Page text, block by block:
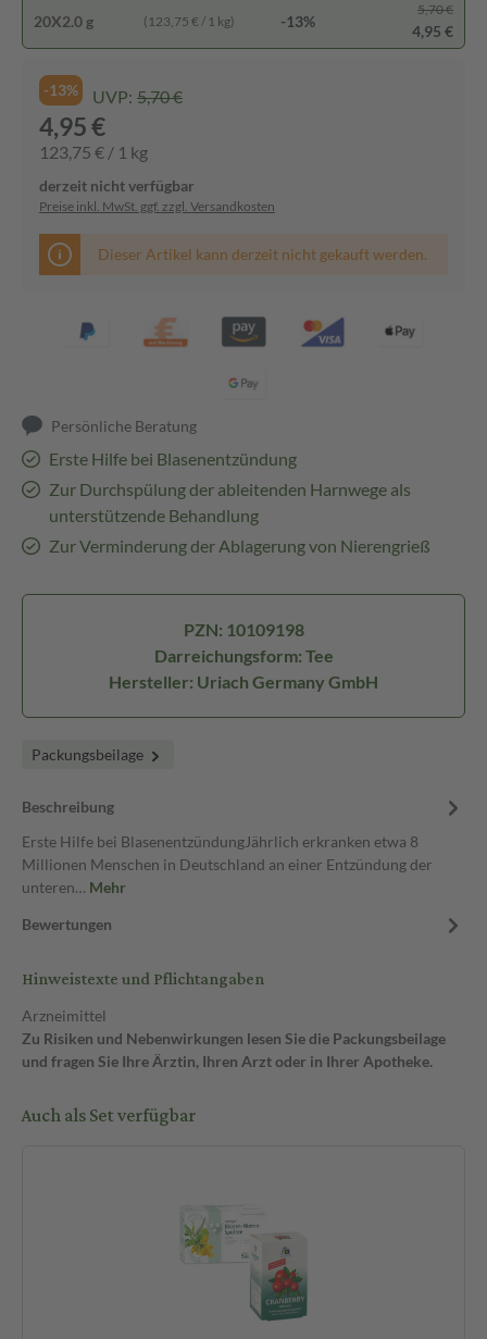
20X2.0 g (123,75 € / 1 kg) -13%
5,70 €
4,95 €
-13% UVP: 5,70 €
4,95 €
123,75 € / 1 kg
derzeit nicht verfügbar
Preise inkl. MwSt. ggf. zzgl. Versandkosten
Dieser Artikel kann derzeit nicht gekauft werden.
Persönliche Beratung
Erste Hilfe bei Blasenentzündung
Zur Durchspülung der ableitenden Harnwege als
unterstützende Behandlung
Zur Verminderung der Ablagerung von Nierengrieß
PZN: 10109198
Darreichungsform: Tee
Hersteller: Uriach Germany GmbH
Packungsbeilage
Beschreibung
Erste Hilfe bei BlasenentzündungJährlich erkranken etwa 8
Millionen Menschen in Deutschland an einer Entzündung der
unteren… Mehr
Bewertungen
Hinweistexte und Pflichtangaben
Arzneimittel
Zu Risiken und Nebenwirkungen lesen Sie die Packungsbeilage
und fragen Sie Ihre Ärztin, Ihren Arzt oder in Ihrer Apotheke.
Auch als Set verfügbar